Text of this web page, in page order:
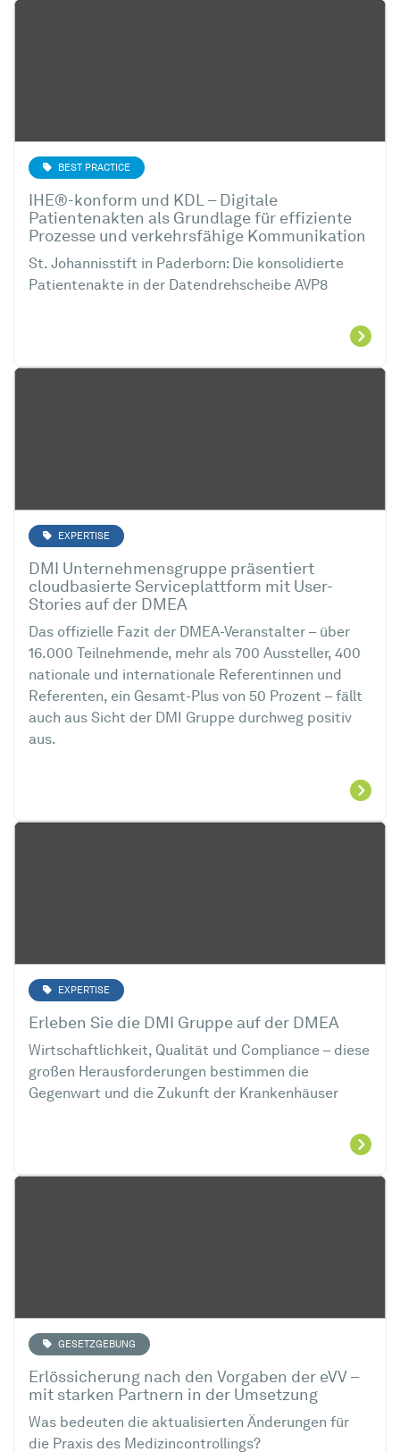
BEST PRACTICE
IHE®-konform und KDL – Digitale
Patientenakten als Grundlage für effiziente
Prozesse und verkehrsfähige Kommunikation
St. Johannisstift in Paderborn: Die konsolidierte
Patientenakte in der Datendrehscheibe AVP8
EXPERTISE
DMI Unternehmensgruppe präsentiert
cloudbasierte Serviceplattform mit User-
Stories auf der DMEA
Das offizielle Fazit der DMEA-Veranstalter – über
16.000 Teilnehmende, mehr als 700 Aussteller, 400
nationale und internationale Referentinnen und
Referenten, ein Gesamt-Plus von 50 Prozent – fällt
auch aus Sicht der DMI Gruppe durchweg positiv
aus.
EXPERTISE
Erleben Sie die DMI Gruppe auf der DMEA
Wirtschaftlichkeit, Qualität und Compliance – diese
großen Herausforderungen bestimmen die
Gegenwart und die Zukunft der Krankenhäuser
GESETZGEBUNG
Erlössicherung nach den Vorgaben der eVV –
mit starken Partnern in der Umsetzung
Was bedeuten die aktualisierten Änderungen für
die Praxis des Medizincontrollings?